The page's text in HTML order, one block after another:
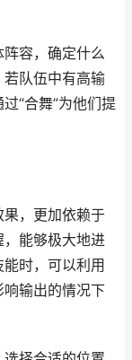
容，确定什么
队伍中有高输
“合舞”为他们提
，更加依赖于
能够极大地进
时，可以利用
输出的情况下